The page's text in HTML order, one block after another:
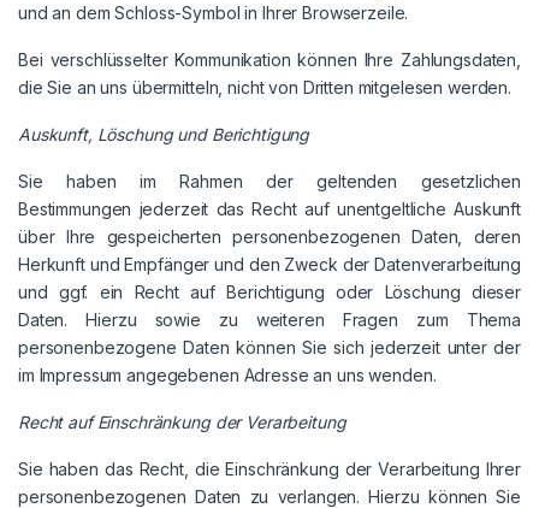
und an dem Schloss-Symbol in Ihrer Browserzeile.
Bei verschlüsselter Kommunikation können Ihre Zahlungsdaten,
die Sie an uns übermitteln, nicht von Dritten mitgelesen werden.
Auskunft, Löschung und Berichtigung
Sie haben im Rahmen der geltenden gesetzlichen
Bestimmungen jederzeit das Recht auf unentgeltliche Auskunft
über Ihre gespeicherten personenbezogenen Daten, deren
Herkunft und Empfänger und den Zweck der Datenverarbeitung
und ggf. ein Recht auf Berichtigung oder Löschung dieser
Daten. Hierzu sowie zu weiteren Fragen zum Thema
personenbezogene Daten können Sie sich jederzeit unter der
im Impressum angegebenen Adresse an uns wenden.
Recht auf Einschränkung der Verarbeitung
Sie haben das Recht, die Einschränkung der Verarbeitung Ihrer
personenbezogenen Daten zu verlangen. Hierzu können Sie